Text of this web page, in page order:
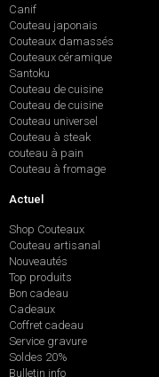
Canif
Couteau japonais
Couteaux damassés
Couteaux céramique
Santoku
Couteau de cuisine
Couteau de cuisine
Couteau universel
Couteau à steak
couteau à pain
Couteau à fromage
Actuel
Shop Couteaux
Couteau artisanal
Nouveautés
Top produits
Bon cadeau
Cadeaux
Coffret cadeau
Service gravure
Soldes 20%
Bulletin info